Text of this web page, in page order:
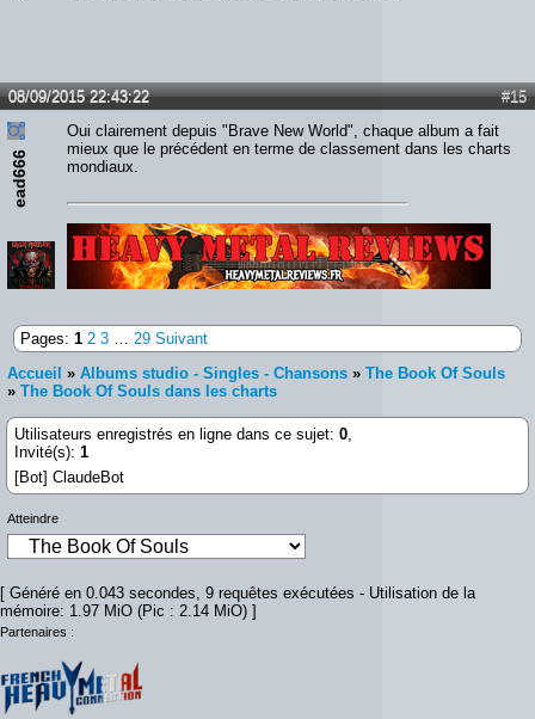
#15
08/09/2015 22:43:22
ead666
Oui clairement depuis "Brave New World", chaque album a fait
mieux que le précédent en terme de classement dans les charts
mondiaux.
Pages: 1 2 3 … 29 Suivant
Accueil » Albums studio - Singles - Chansons » The Book Of Souls
» The Book Of Souls dans les charts
Utilisateurs enregistrés en ligne dans ce sujet: 0,
Invité(s): 1
[Bot] ClaudeBot
Atteindre
[ Généré en 0.043 secondes, 9 requêtes exécutées - Utilisation de la
mémoire: 1.97 MiO (Pic : 2.14 MiO) ]
Partenaires :